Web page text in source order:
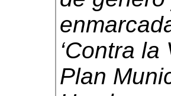
‘Contra
Plan